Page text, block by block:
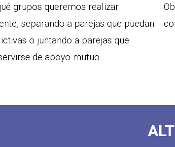
grupos queremos realizar
separando a parejas que puedan
o juntando a parejas que
de apoyo mutuo